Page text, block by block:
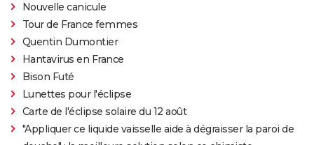
Nouvelle canicule
Tour de France femmes
Quentin Dumontier
Hantavirus en France
Bison Futé
Lunettes pour l'éclipse
Carte de l'éclipse solaire du 12 août
"Appliquer ce liquide vaisselle aide à dégraisser la paroi de